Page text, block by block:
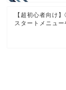
【超初心者向け
スタートメニュ